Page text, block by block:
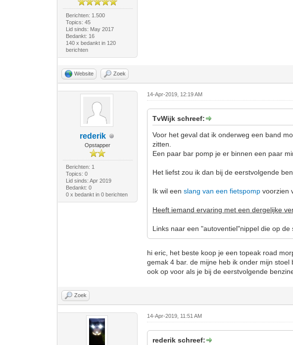
Berichten: 1.500
Topics: 45
Lid sinds: May 2017
Bedankt: 16
140 x bedankt in 120
berichten
Website Zoek
rederik
Opstapper
Berichten: 1
Topics: 0
Lid sinds: Apr 2019
Bedankt: 0
0 x bedankt in 0 berichten
14-Apr-2019, 12:19 AM
TvWijk schreef:
Voor het geval dat ik onderweg een band
zitten.
Een paar bar pomp je er binnen een paar
Het liefst zou ik dan bij de eerstvolgende
Ik wil eenslang van een fietspomp voorzien
Heeft iemand ervaring met een dergelijke
Links naar een "autoventiel"nippel die op
hi eric, het beste koop je een topeak road
gemak 4 bar. de mijne heb ik onder mijn
ook op voor als je bij de eerstvolgende
Zoek
14-Apr-2019, 11:51 AM
rederik schreef: